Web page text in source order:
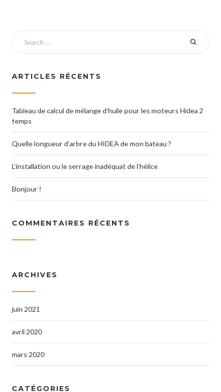
ARTICLES RÉCENTS
Tableau de calcul de mélange d’huile pour les moteurs Hidea 2
temps
Quelle longueur d’arbre du HIDEA de mon bateau ?
L’installation ou le serrage inadéquat de l’hélice
Bonjour !
COMMENTAIRES RÉCENTS
ARCHIVES
juin 2021
avril 2020
mars 2020
CATÉGORIES